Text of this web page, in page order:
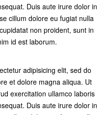
Duis aute irure dolor in
cillum dolore eu fugiat nulla
non proident, sunt in
id est laborum.
adipisicing elit, sed do
et dolore magna aliqua. Ut
exercitation ullamco laboris
Duis aute irure dolor in